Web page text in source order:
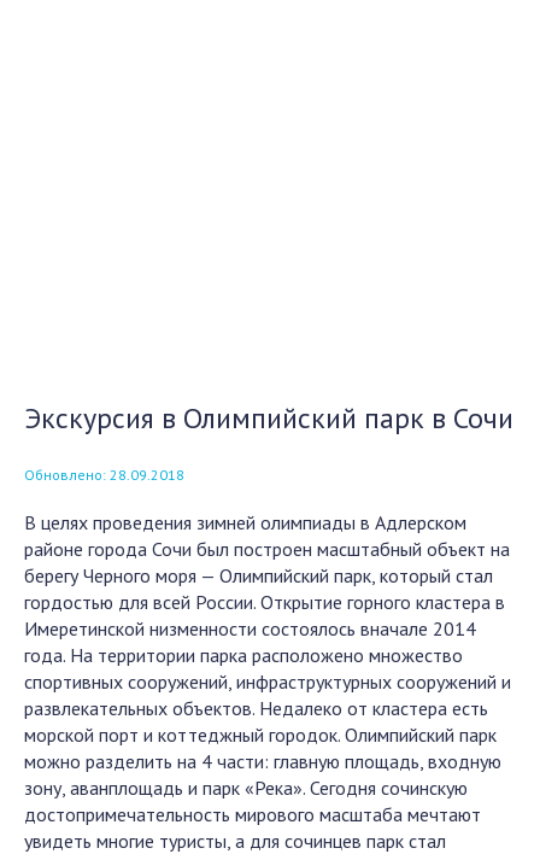
Экскурсия в Олимпийский парк в Сочи
Обновлено: 28.09.2018
В целях проведения зимней олимпиады в Адлерском
районе города Сочи был построен масштабный объект на
берегу Черного моря — Олимпийский парк, который стал
гордостью для всей России. Открытие горного кластера в
Имеретинской низменности состоялось вначале 2014
года. На территории парка расположено множество
спортивных сооружений, инфраструктурных сооружений и
развлекательных объектов. Недалеко от кластера есть
морской порт и коттеджный городок. Олимпийский парк
можно разделить на 4 части: главную площадь, входную
зону, аванплощадь и парк «Река». Сегодня сочинскую
достопримечательность мирового масштаба мечтают
увидеть многие туристы, а для сочинцев парк стал